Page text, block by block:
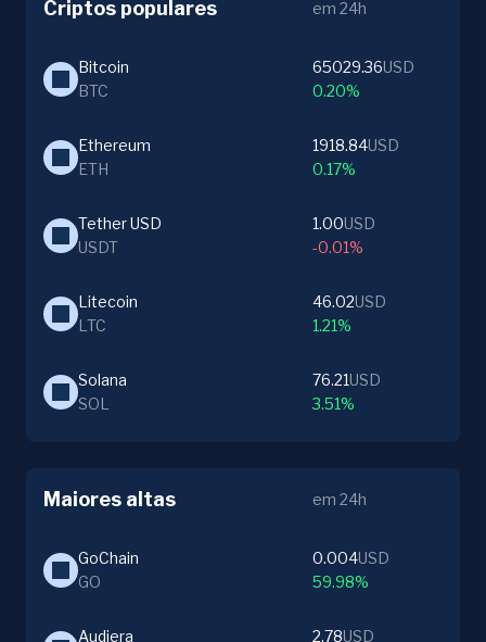
Criptos populares em 24h
Bitcoin
BTC
65029.36USD
0.20%
Ethereum
ETH
1918.84USD
0.17%
Tether USD
USDT
1.00USD
-0.01%
Litecoin
LTC
46.02USD
1.21%
Solana
SOL
76.21USD
3.51%
Maiores altas em 24h
GoChain
GO
0.004USD
59.98%
Audiera 2.78USD